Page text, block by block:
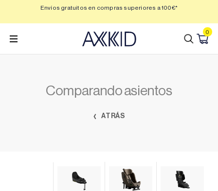
contenido
Envíos gratuitos en compras superiores a 100€*
0
Comparando asientos
ATRÁS